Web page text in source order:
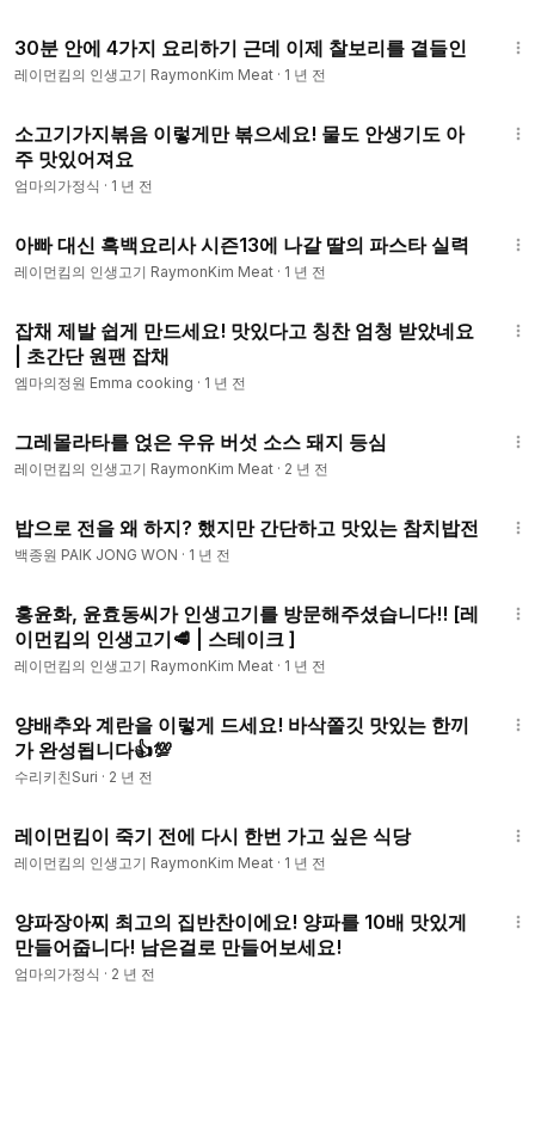
30분 안에 4가지 요리하기 근데 이제 찰보리를 곁들인
레이먼킴의 인생고기 RaymonKim Meat · 1 년 전
소고기가지볶음 이렇게만 볶으세요! 물도 안생기도 아
주 맛있어져요
엄마의가정식 · 1 년 전
아빠 대신 흑백요리사 시즌13에 나갈 딸의 파스타 실력
레이먼킴의 인생고기 RaymonKim Meat · 1 년 전
잡채 제발 쉽게 만드세요! 맛있다고 칭찬 엄청 받았네요
| 초간단 원팬 잡채
엠마의정원 Emma cooking · 1 년 전
그레몰라타를 얹은 우유 버섯 소스 돼지 등심
레이먼킴의 인생고기 RaymonKim Meat · 2 년 전
밥으로 전을 왜 하지? 했지만 간단하고 맛있는 참치밥전
백종원 PAIK JONG WON · 1 년 전
홍윤화, 윤효동씨가 인생고기를 방문해주셨습니다!! [레
이먼킴의 인생고기🥩 | 스테이크 ]
레이먼킴의 인생고기 RaymonKim Meat · 1 년 전
양배추와 계란을 이렇게 드세요! 바삭쫄깃 맛있는 한끼
가 완성됩니다👍💯
수리키친Suri · 2 년 전
레이먼킴이 죽기 전에 다시 한번 가고 싶은 식당
레이먼킴의 인생고기 RaymonKim Meat · 1 년 전
양파장아찌 최고의 집반찬이에요! 양파를 10배 맛있게
만들어줍니다! 남은걸로 만들어보세요!
엄마의가정식 · 2 년 전